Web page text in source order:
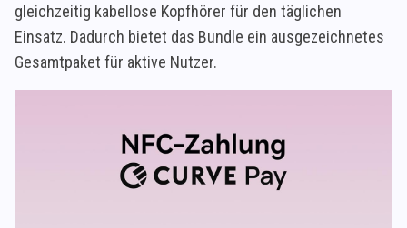
gleichzeitig kabellose Kopfhörer für den täglichen
Einsatz. Dadurch bietet das Bundle ein ausgezeichnetes
Gesamtpaket für aktive Nutzer.